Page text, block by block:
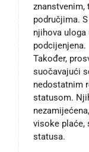
područjima.
njihova
podcijenjena.
Također,
suočavajući
nedostatnim
statusom.
visoke plaće,
statusa.